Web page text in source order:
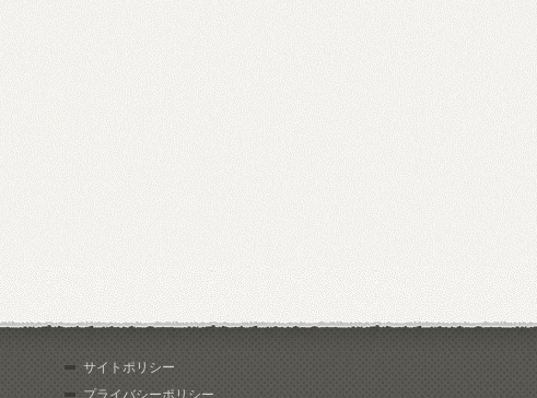
サイトポリシー
プライバシーポリシー